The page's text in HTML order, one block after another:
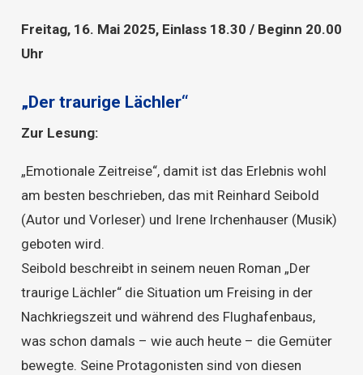
Freitag, 16. Mai 2025, Einlass 18.30 / Beginn 20.00
Uhr
„Der traurige Lächler“
Zur Lesung:
„Emotionale Zeitreise“, damit ist das Erlebnis wohl
am besten beschrieben, das mit Reinhard Seibold
(Autor und Vorleser) und Irene Irchenhauser (Musik)
geboten wird.
Seibold beschreibt in seinem neuen Roman „Der
traurige Lächler“ die Situation um Freising in der
Nachkriegszeit und während des Flughafenbaus,
was schon damals – wie auch heute – die Gemüter
bewegte. Seine Protagonisten sind von diesen